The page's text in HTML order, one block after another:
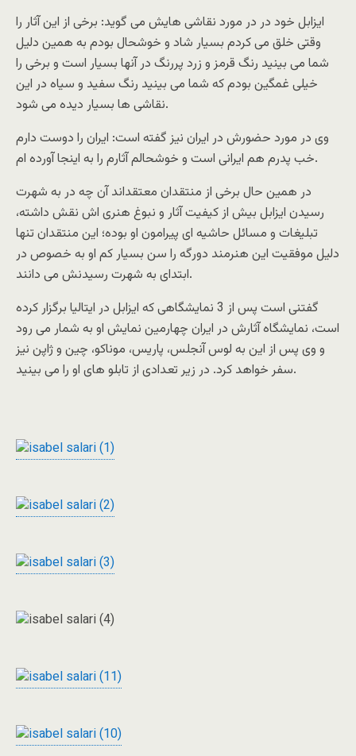
ایزابل خود در در مورد نقاشی هایش می گوید: برخی از این آثار را
وقتی خلق می کردم بسیار شاد و خوشحال بودم به همین دلیل
شما می بینید رنگ قرمز و زرد پررنگ در آنها بسیار است و برخی را
خیلی غمگین بودم که شما می بینید رنگ سفید و سیاه در این
نقاشی ها بسیار دیده می شود.
وی در مورد حضورش در ایران نیز گفته است: ایران را دوست دارم
خب پدرم هم ایرانی است و خوشحالم آثارم را به اینجا آورده ام.
در همین حال برخی از منتقدان معتقداند آن چه در به شهرت
رسیدن ایزابل بیش از کیفیت آثار و نبوغ هنری اش نقش داشته،
تبلیغات و مسائل حاشیه ای پیرامون او بوده؛ این منتقدان تنها
دلیل موفقیت این هنرمند دورگه را سن بسیار کم او به خصوص در
ابتدای به شهرت رسیدنش می دانند.
گفتنی است پس از 3 نمایشگاهی که ایزابل در ایتالیا برگزار کرده
است، نمایشگاه آثارش در ایران چهارمین نمایش او به شمار می رود
و وی پس از این به لوس آنجلس، پاريس، موناكو، چين و ژاپن نیز
سفر خواهد کرد. در زیر تعدادی از تابلو های او را می بینید.